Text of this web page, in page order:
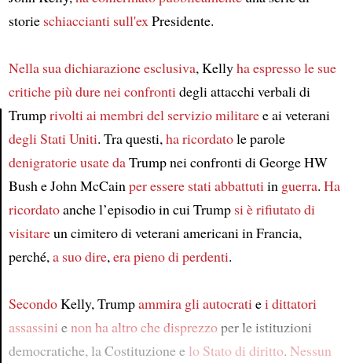
storie schiaccianti sull'ex Presidente.
Nella sua dichiarazione esclusiva, Kellyha espressole sue
critiche più durenei confronti degli attacchi verbali di
Trumprivolti ai membri del servizio militaree ai veterani
degli Stati Uniti. Tra questi, ha ricordatole parole
denigratorieusate daTrump nei confronti di George HW
Bush e John McCain per essere stati abbattuti in guerra. Ha
ricordatoanche l’episodio in cui Trump si è rifiutato di
visitareun cimitero di veterani americani in Francia,
perché, a suo dire, era pieno di perdenti.
SecondoKelly, Trumpammira gli autocrati ei dittatori
assassini enon ha altro che disprezzoper le istituzioni
democratiche, la Costituzione e lo Stato di diritto. Nessun